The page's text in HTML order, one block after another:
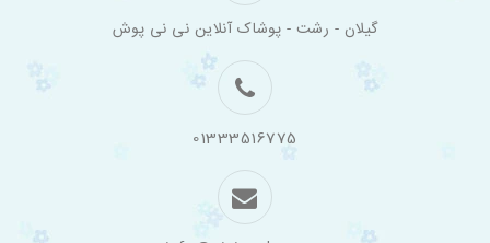
گیلان - رشت - پوشاک آنلاین نی نی پوش
01333516775